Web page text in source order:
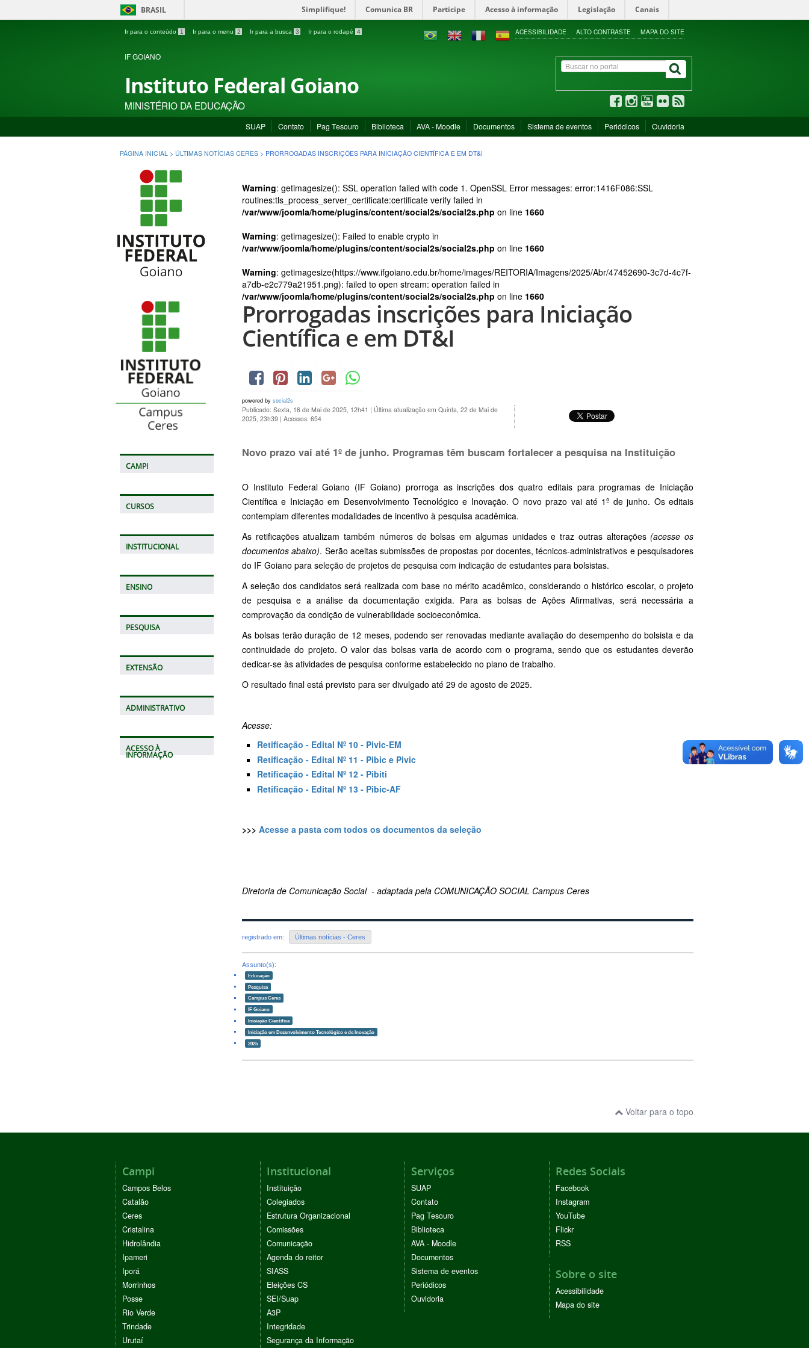
BRASIL Simplifique! Comunica BR Participe Acesso à informação Legislação Canais
Ir para o conteúdo 1 Ir para o menu 2 Ir para a busca 3 Ir para o rodapé 4 ACESSIBILIDADE ALTO CONTRASTE MAPA DO SITE
IF GOIANO
Instituto Federal Goiano
MINISTÉRIO DA EDUCAÇÃO
SUAP Contato Pag Tesouro Biblioteca AVA - Moodle Documentos Sistema de eventos Periódicos Ouvidoria
PÁGINA INICIAL > ÚLTIMAS NOTÍCIAS CERES > PRORROGADAS INSCRIÇÕES PARA INICIAÇÃO CIENTÍFICA E EM DT&I
CAMPI
CURSOS
INSTITUCIONAL
ENSINO
PESQUISA
EXTENSÃO
ADMINISTRATIVO
ACESSO À
INFORMAÇÃO
Warning: getimagesize(): SSL operation failed with code 1. OpenSSL Error messages: error:1416F086:SSL
routines:tls_process_server_certificate:certificate verify failed in
/var/www/joomla/home/plugins/content/social2s/social2s.php on line 1660
Warning: getimagesize(): Failed to enable crypto in
/var/www/joomla/home/plugins/content/social2s/social2s.php on line 1660
Warning: getimagesize(https://www.ifgoiano.edu.br/home/images/REITORIA/Imagens/2025/Abr/47452690-3c7d-4c7f-
a7db-e2c779a21951.png): failed to open stream: operation failed in
/var/www/joomla/home/plugins/content/social2s/social2s.php on line 1660
Prorrogadas inscrições para Iniciação
Científica e em DT&I
powered by social2s
Publicado: Sexta, 16 de Mai de 2025, 12h41 | Última atualização em Quinta, 22 de Mai de
2025, 23h39 | Acessos: 654
Novo prazo vai até 1º de junho. Programas têm buscam fortalecer a pesquisa na Instituição
O Instituto Federal Goiano (IF Goiano) prorroga as inscrições dos quatro editais para programas de Iniciação
Científica e Iniciação em Desenvolvimento Tecnológico e Inovação. O novo prazo vai até 1º de junho. Os editais
contemplam diferentes modalidades de incentivo à pesquisa acadêmica.
As retificações atualizam também números de bolsas em algumas unidades e traz outras alterações (acesse os
documentos abaixo). Serão aceitas submissões de propostas por docentes, técnicos-administrativos e pesquisadores
do IF Goiano para seleção de projetos de pesquisa com indicação de estudantes para bolsistas.
A seleção dos candidatos será realizada com base no mérito acadêmico, considerando o histórico escolar, o projeto
de pesquisa e a análise da documentação exigida. Para as bolsas de Ações Afirmativas, será necessária a
comprovação da condição de vulnerabilidade socioeconômica.
As bolsas terão duração de 12 meses, podendo ser renovadas mediante avaliação do desempenho do bolsista e da
continuidade do projeto. O valor das bolsas varia de acordo com o programa, sendo que os estudantes deverão
dedicar-se às atividades de pesquisa conforme estabelecido no plano de trabalho.
O resultado final está previsto para ser divulgado até 29 de agosto de 2025.
Acesse:
Retificação - Edital Nº 10 - Pivic-EM
Retificação - Edital Nº 11 - Pibic e Pivic
Retificação - Edital Nº 12 - Pibiti
Retificação - Edital Nº 13 - Pibic-AF
>>> Acesse a pasta com todos os documentos da seleção
Diretoria de Comunicação Social - adaptada pela COMUNICAÇÃO SOCIAL Campus Ceres
registrado em: Últimas notícias - Ceres
Assunto(s):
Educação
Pesquisa
Campus Ceres
IF Goiano
Iniciação Científica
Iniciação em Desenvolvimento Tecnológico e de Inovação
2025
Voltar para o topo
Campi
Campos Belos
Catalão
Ceres
Cristalina
Hidrolândia
Ipameri
Iporá
Morrinhos
Posse
Rio Verde
Trindade
Urutaí
Institucional
Instituição
Colegiados
Estrutura Organizacional
Comissões
Comunicação
Agenda do reitor
SIASS
Eleições CS
SEI/Suap
A3P
Integridade
Segurança da Informação
Serviços
SUAP
Contato
Pag Tesouro
Biblioteca
AVA - Moodle
Documentos
Sistema de eventos
Periódicos
Ouvidoria
Redes Sociais
Facebook
Instagram
YouTube
Flickr
RSS
Sobre o site
Acessibilidade
Mapa do site